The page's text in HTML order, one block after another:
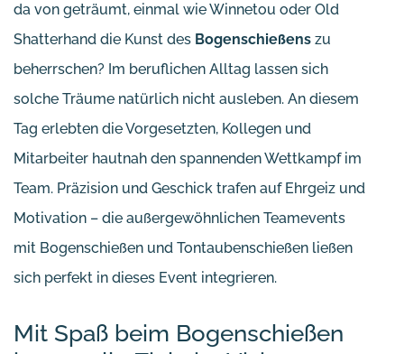
da von geträumt, einmal wie Winnetou oder Old
Shatterhand die Kunst des Bogenschießens zu
beherrschen? Im beruflichen Alltag lassen sich
solche Träume natürlich nicht ausleben. An diesem
Tag erlebten die Vorgesetzten, Kollegen und
Mitarbeiter hautnah den spannenden Wettkampf im
Team. Präzision und Geschick trafen auf Ehrgeiz und
Motivation – die außergewöhnlichen Teamevents
mit Bogenschießen und Tontaubenschießen ließen
sich perfekt in dieses Event integrieren.
Mit Spaß beim Bogenschießen